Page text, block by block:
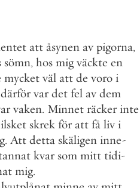
att åsynen av pigorna,
sömn, hos mig väckte en
mycket väl att de voro i
därför var det fel av dem
vaken. Minnet räcker inte
ilsket skrek för att få liv i
. Att detta skäligen inne-
kvar som mitt tidi-
mig.